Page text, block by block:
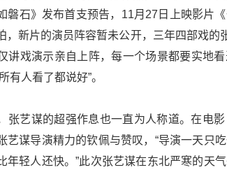
磐石》发布首支预告，11月27日上映影片
，新片的演员阵容暂未公开，三年四部戏的
讲戏演示亲自上阵，每一个场景都要实地
有人看了都说好”。
张艺谋的超强作息也一直为人称道。在电影
艺谋导演精力的钦佩与赞叹，“导演一天只
年轻人还快。”此次张艺谋在东北严寒的天